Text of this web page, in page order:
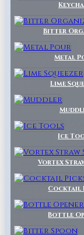
Bitter
Metal
Lime
Ice
Vortex
Cocktail
Bottle